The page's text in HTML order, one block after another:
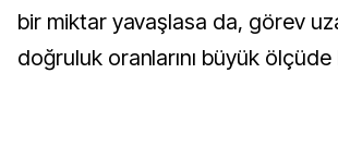
bir miktar yavaşlasa da, görev
doğruluk oranlarını büyük